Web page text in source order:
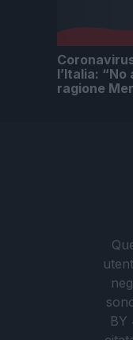
l’Italia:
ragione
BY